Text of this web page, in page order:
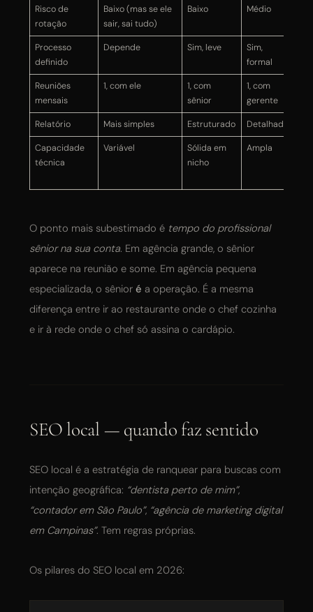
Risco de
rotação
Baixo (mas se ele
sair, sai tudo)
Baixo Médio
Processo
definido
Depende Sim, leve
Sim,
formal
Reuniões
mensais
1, com ele
1, com
sênior
1, com
gerente
Relatório Mais simples Estruturado Detalhado
Capacidade
técnica
Variável
Sólida em
nicho
Ampla
O ponto mais subestimado é tempo do profissional
sênior na sua conta. Em agência grande, o sênior
aparece na reunião e some. Em agência pequena
especializada, o sênioré a operação. É a mesma
diferença entre ir ao restaurante onde o chef cozinha
e ir à rede onde o chef só assina o cardápio.
SEO local — quando faz sentido
SEO local é a estratégia de ranquear para buscas com
intenção geográfica: “dentista perto de mim”,
“contador em São Paulo”, “agência de marketing digital
em Campinas”. Tem regras próprias.
Os pilares do SEO local em 2026: